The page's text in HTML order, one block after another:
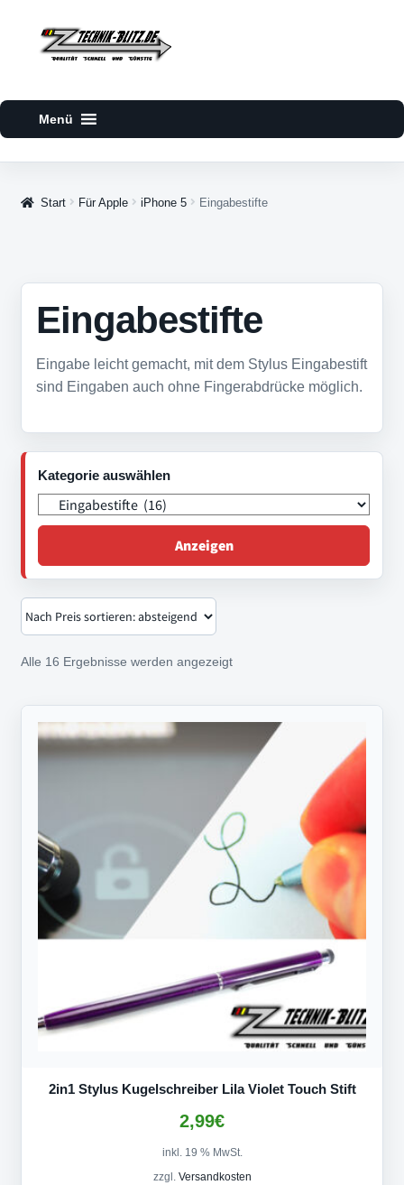
Navigation
springen
Inhalt
springen
Start Für Apple iPhone 5 Eingabestifte
Eingabestifte
Eingabe leicht gemacht, mit dem Stylus Eingabestift
sind Eingaben auch ohne Fingerabdrücke möglich.
Kategorie auswählen
Anzeigen
Alle 16 Ergebnisse werden angezeigtNach
absteigend
2in1 Stylus Kugelschreiber Lila Violet Touch Stift
2,99€
inkl. 19 % MwSt.
zzgl. Versandkosten